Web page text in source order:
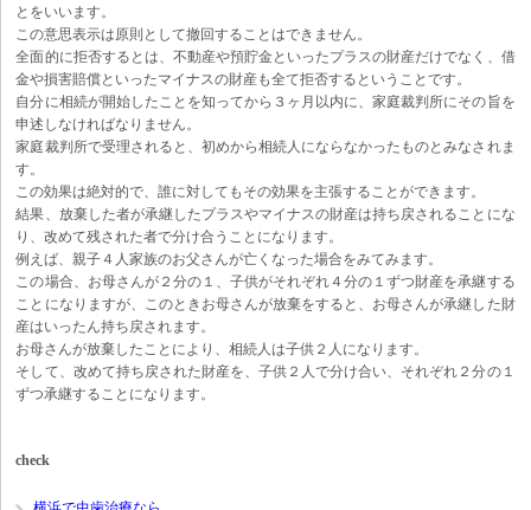
とをいいます。
この意思表示は原則として撤回することはできません。
全面的に拒否するとは、不動産や預貯金といったプラスの財産だけでなく、借
金や損害賠償といったマイナスの財産も全て拒否するということです。
自分に相続が開始したことを知ってから３ヶ月以内に、家庭裁判所にその旨を
申述しなければなりません。
家庭裁判所で受理されると、初めから相続人にならなかったものとみなされま
す。
この効果は絶対的で、誰に対してもその効果を主張することができます。
結果、放棄した者が承継したプラスやマイナスの財産は持ち戻されることにな
り、改めて残された者で分け合うことになります。
例えば、親子４人家族のお父さんが亡くなった場合をみてみます。
この場合、お母さんが２分の１、子供がそれぞれ４分の１ずつ財産を承継する
ことになりますが、このときお母さんが放棄をすると、お母さんが承継した財
産はいったん持ち戻されます。
お母さんが放棄したことにより、相続人は子供２人になります。
そして、改めて持ち戻された財産を、子供２人で分け合い、それぞれ２分の１
ずつ承継することになります。
check